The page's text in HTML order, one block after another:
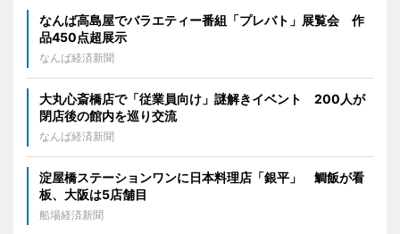
なんば高島屋でバラエティー番組「プレバト」展覧会 作
品450点超展示
なんば経済新聞
大丸心斎橋店で「従業員向け」謎解きイベント 200人が
閉店後の館内を巡り交流
なんば経済新聞
淀屋橋ステーションワンに日本料理店「銀平」 鯛飯が看
板、大阪は5店舗目
船場経済新聞